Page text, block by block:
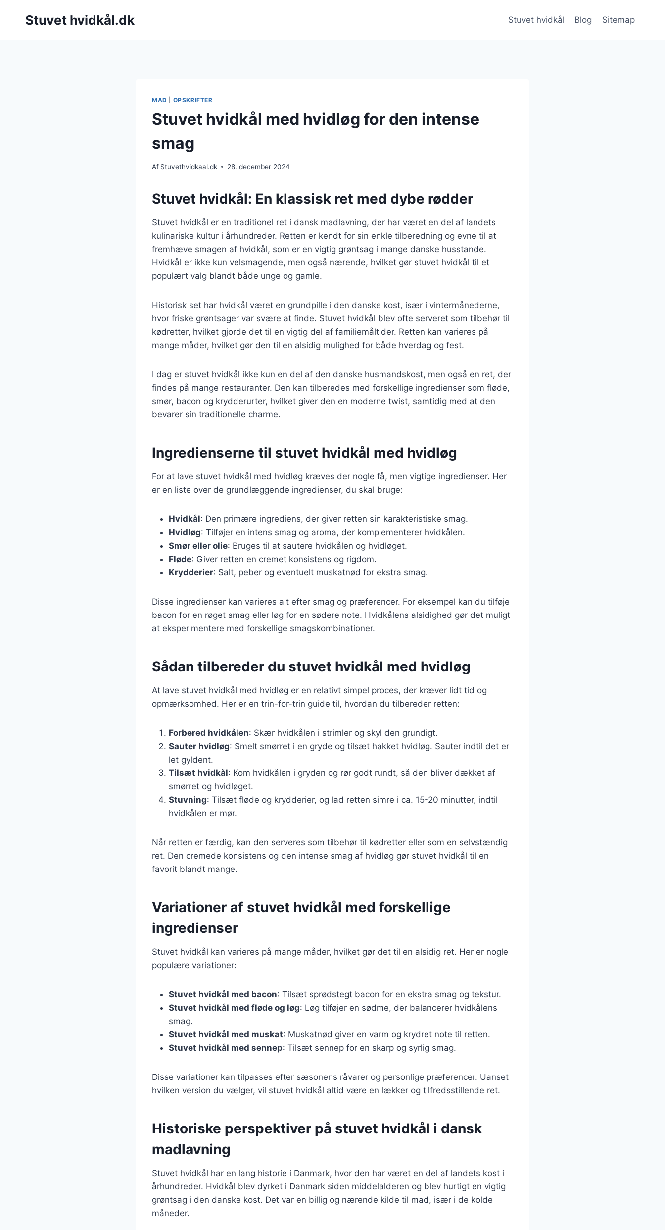
Stuvet hvidkål.dk Stuvet hvidkål Blog Sitemap
MAD OPSKRIFTER
Stuvet hvidkål med hvidløg for den intense
smag
Af Stuvethvidkaal.dk 28. december 2024
Stuvet hvidkål: En klassisk ret med dybe rødder
Stuvet hvidkål er en traditionel ret i dansk madlavning, der har været en del af landets
kulinariske kultur i århundreder. Retten er kendt for sin enkle tilberedning og evne til at
fremhæve smagen af hvidkål, som er en vigtig grøntsag i mange danske husstande.
Hvidkål er ikke kun velsmagende, men også nærende, hvilket gør stuvet hvidkål til et
populært valg blandt både unge og gamle.
Historisk set har hvidkål været en grundpille i den danske kost, især i vintermånederne,
hvor friske grøntsager var svære at finde. Stuvet hvidkål blev ofte serveret som tilbehør til
kødretter, hvilket gjorde det til en vigtig del af familiemåltider. Retten kan varieres på
mange måder, hvilket gør den til en alsidig mulighed for både hverdag og fest.
I dag er stuvet hvidkål ikke kun en del af den danske husmandskost, men også en ret, der
findes på mange restauranter. Den kan tilberedes med forskellige ingredienser som fløde,
smør, bacon og krydderurter, hvilket giver den en moderne twist, samtidig med at den
bevarer sin traditionelle charme.
Ingredienserne til stuvet hvidkål med hvidløg
For at lave stuvet hvidkål med hvidløg kræves der nogle få, men vigtige ingredienser. Her
er en liste over de grundlæggende ingredienser, du skal bruge:
Hvidkål: Den primære ingrediens, der giver retten sin karakteristiske smag.
Hvidløg: Tilføjer en intens smag og aroma, der komplementerer hvidkålen.
Smør eller olie: Bruges til at sautere hvidkålen og hvidløget.
Fløde: Giver retten en cremet konsistens og rigdom.
Krydderier: Salt, peber og eventuelt muskatnød for ekstra smag.
Disse ingredienser kan varieres alt efter smag og præferencer. For eksempel kan du tilføje
bacon for en røget smag eller løg for en sødere note. Hvidkålens alsidighed gør det muligt
at eksperimentere med forskellige smagskombinationer.
Sådan tilbereder du stuvet hvidkål med hvidløg
At lave stuvet hvidkål med hvidløg er en relativt simpel proces, der kræver lidt tid og
opmærksomhed. Her er en trin-for-trin guide til, hvordan du tilbereder retten:
Forbered hvidkålen: Skær hvidkålen i strimler og skyl den grundigt.
Sauter hvidløg: Smelt smørret i en gryde og tilsæt hakket hvidløg. Sauter indtil det er
let gyldent.
Tilsæt hvidkål: Kom hvidkålen i gryden og rør godt rundt, så den bliver dækket af
smørret og hvidløget.
Stuvning: Tilsæt fløde og krydderier, og lad retten simre i ca. 15-20 minutter, indtil
hvidkålen er mør.
Når retten er færdig, kan den serveres som tilbehør til kødretter eller som en selvstændig
ret. Den cremede konsistens og den intense smag af hvidløg gør stuvet hvidkål til en
favorit blandt mange.
Variationer af stuvet hvidkål med forskellige
ingredienser
Stuvet hvidkål kan varieres på mange måder, hvilket gør det til en alsidig ret. Her er nogle
populære variationer:
Stuvet hvidkål med bacon: Tilsæt sprødstegt bacon for en ekstra smag og tekstur.
Stuvet hvidkål med fløde og løg: Løg tilføjer en sødme, der balancerer hvidkålens
smag.
Stuvet hvidkål med muskat: Muskatnød giver en varm og krydret note til retten.
Stuvet hvidkål med sennep: Tilsæt sennep for en skarp og syrlig smag.
Disse variationer kan tilpasses efter sæsonens råvarer og personlige præferencer. Uanset
hvilken version du vælger, vil stuvet hvidkål altid være en lækker og tilfredsstillende ret.
Historiske perspektiver på stuvet hvidkål i dansk
madlavning
Stuvet hvidkål har en lang historie i Danmark, hvor den har været en del af landets kost i
århundreder. Hvidkål blev dyrket i Danmark siden middelalderen og blev hurtigt en vigtig
grøntsag i den danske kost. Det var en billig og nærende kilde til mad, især i de kolde
måneder.